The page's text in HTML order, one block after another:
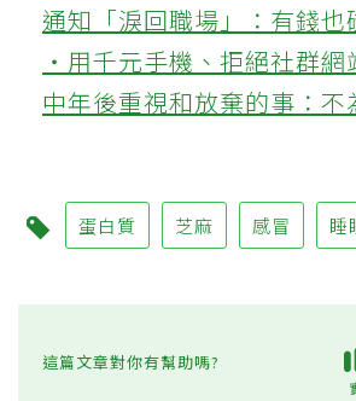
通知「淚回職場」：有錢也
‧用千元手機、拒絕社群網
中年後重視和放棄的事：不
蛋白質 芝麻 感冒 睡
這篇文章對你有幫助嗎?